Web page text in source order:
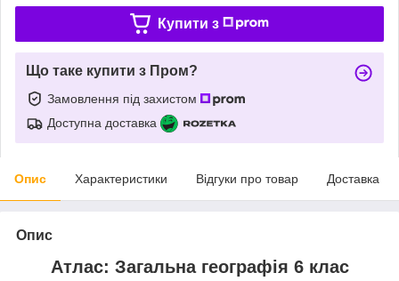
Купити з
Що таке купити з Пром?
Замовлення під захистом
Доступна доставка
Опис Характеристики Відгуки про товар Доставка
Опис
Атлас: Загальна географія 6 клас